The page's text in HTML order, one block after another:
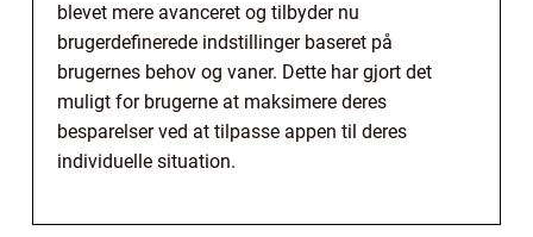
blevet mere avanceret og tilbyder nu
brugerdefinerede indstillinger baseret på
brugernes behov og vaner. Dette har gjort det
muligt for brugerne at maksimere deres
besparelser ved at tilpasse appen til deres
individuelle situation.